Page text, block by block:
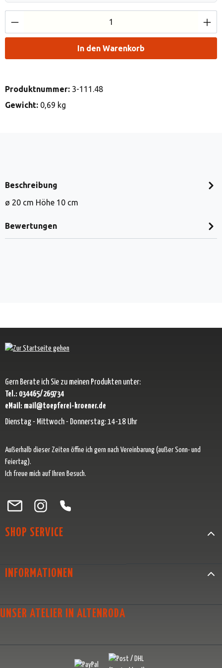
Produkt Anzahl: Gib den gewünschten
In den Warenkorb
Produktnummer: 3-111.48
Gewicht: 0,69 kg
Beschreibung
ø 20 cm Höhe 10 cm
Bewertungen
Gern Berate ich Sie zu meinen Produkten unter:
Tel.: 034465/269734
eMail: mail@toepferei-kroener.de
Dienstag - Mittwoch - Donnerstag: 14-18 Uhr
Außerhalb dieser Zeiten öffne ich gern nach Vereinbarung (außer Sonn- und
Feiertag).
Ich freue mich auf Ihren Besuch.
Besuche uns auf Facebook – öffnet in neuem Tab (externer Link)
Schau auf Instagram vorbei – öffnet in neuem Tab (externer Link)
Lass dich auf Pinterest inspirieren – öffnet in neuem Tab
Folge uns auf X – öffnet in neuem Tab (externer Link)
SHOP SERVICE
INFORMATIONEN
UNSER ATELIER IN ALTENRODA